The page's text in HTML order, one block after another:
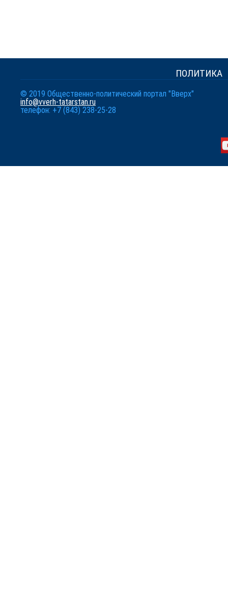
ПОЛИТИКА
© 2019 Общественно-политический портал "Вверх"
info@vverh-tatarstan.ru
телефон: +7 (843) 238-25-28